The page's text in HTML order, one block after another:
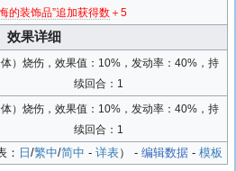
的装饰品”追加获得数 ＋5
效果详细
体）烧伤，效果值：10%，发动率：40%，持
续回合：1
体）烧伤，效果值：10%，发动率：40%，持
续回合：1
： 日 /繁中/简中 - 详表） - 编辑数据- 模板